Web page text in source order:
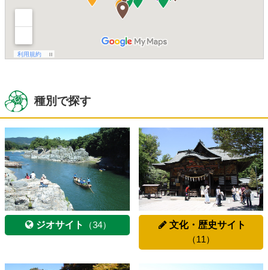
種別で探す
ジオサイト （34）
文化・歴史サイト
（11）